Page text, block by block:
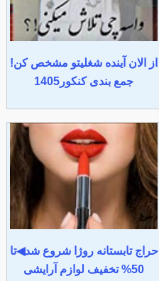
از الان آینده شغلیتو مشخص کن!
جمع بندی کنکور1405
حراج تابستانه روژا شروع شد◀تا
50% تخفیف لوازم آرایشی